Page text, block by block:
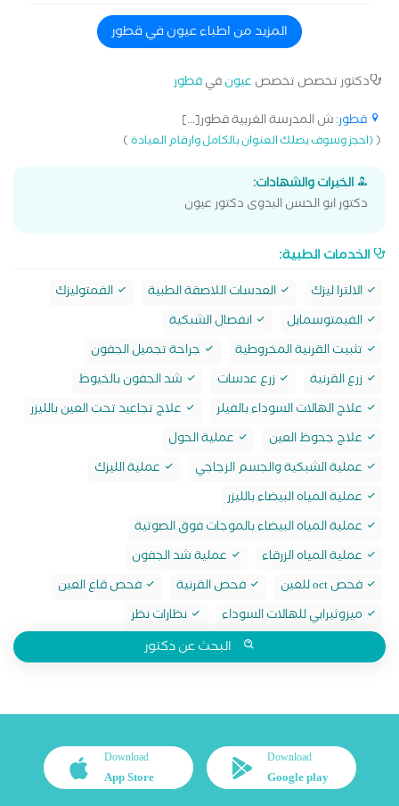
المزيد من اطباء عيون في قطور
دكتور تخصص تخصص عيونفيقطور
قطور: ش المدرسة الغربية قطور[...]
((احجز وسوف يصلك العنوان بالكامل وارقام العيادة)
الخبرات والشهادات:
دكتور ابو الحسن البدوى دكتور عيون
الخدمات الطبية:
الالترا ليزك العدسات اللاصقة الطبية
الفمتوليزك
الفيمتوسمايل
انفصال الشبكية
تثبيت القرنية المخروطية
جراحة تجميل الجفون
زرع القرنية
زرع عدسات
شد الجفون بالخيوط
علاج الهالات السوداء بالفيلر
علاج تجاعيد تحت العين بالليزر
علاج جحوظ العين
عملية الحول
عملية الشبكية والجسم الزجاجي
عملية الليزك
عملية المياه البيضاء بالليزر
عملية المياه البيضاء بالموجات فوق الصوتية
عملية المياه الزرقاء
عملية شد الجفون
فحص oct للعين
فحص القرنية
فحص قاع العين
ميزوثيرابي للهالات السوداء
نظارات نظر
البحث عن دكتور
Download
Google play
Download
App Store